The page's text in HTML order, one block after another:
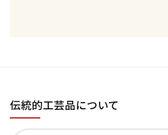
伝統的工芸品について